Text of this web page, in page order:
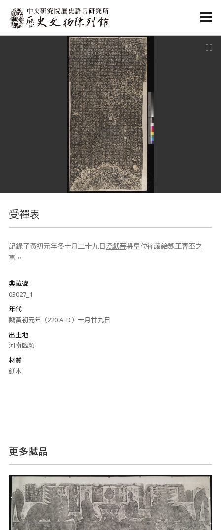
:::
受禪表
記錄了黃初元年冬十月二十九日漢獻帝將皇位禪讓給魏王曹丕之
事。
典藏號
03027_1
年代
魏黃初元年（220 A. D.）十月廿九日
出土地
河南臨潁
材質
紙本
更多藏品